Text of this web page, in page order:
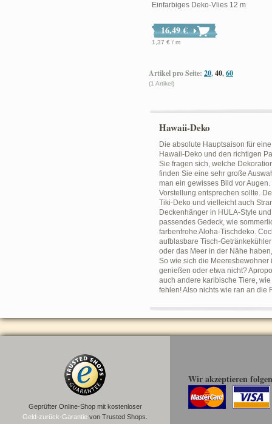
Einfarbiges Deko-Vlies 12 m
16,49 €
1,37 € / m
Artikel pro Seite: 20,40,60
(1 Artikel)
Hawaii-Deko
Die absolute Hauptsaison für
Hawaii-Deko und den richtigen
Sie fragen sich, welche
finden Sie eine sehr große
man ein gewisses Bild vor
Vorstellung entsprechen sollte.
Tiki-Deko und vielleicht auch
Deckenhänger in HULA-Style
passendes Gedeck, wie
farbenfrohe Aloha-Tischdeko.
aufblasbare Tisch-
oder das Meer in der Nähe
So wie sich die Meeresbewohner
genießen oder etwa nicht?
auch andere karibische Tiere,
fehlen! Also nichts wie ran an die
Geprüfter Online-Shop mit kostenloser
Geld-zurück-Garantie von Trusted Shops.
Wir akzeptieren